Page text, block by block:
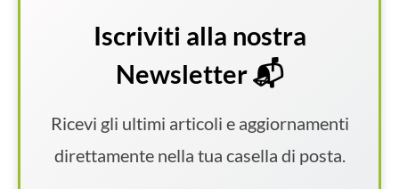
Iscriviti alla nostra
Newsletter 📬
Ricevi gli ultimi articoli e aggiornamenti
direttamente nella tua casella di posta.